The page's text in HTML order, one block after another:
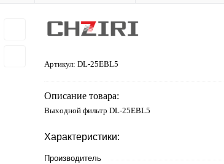
Артикул: DL-25EBL5
Описание товара:
Выходной фильтр DL-25EBL5
Характеристики:
Производитель